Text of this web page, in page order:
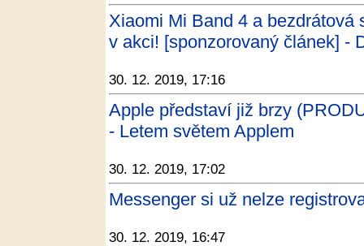
Xiaomi Mi Band 4 a bezdrátová
v akci! [sponzorovaný článek] -
30. 12. 2019, 17:16
Apple představí již brzy
- Letem světem Applem
30. 12. 2019, 17:02
Messenger si už nelze
30. 12. 2019, 16:47